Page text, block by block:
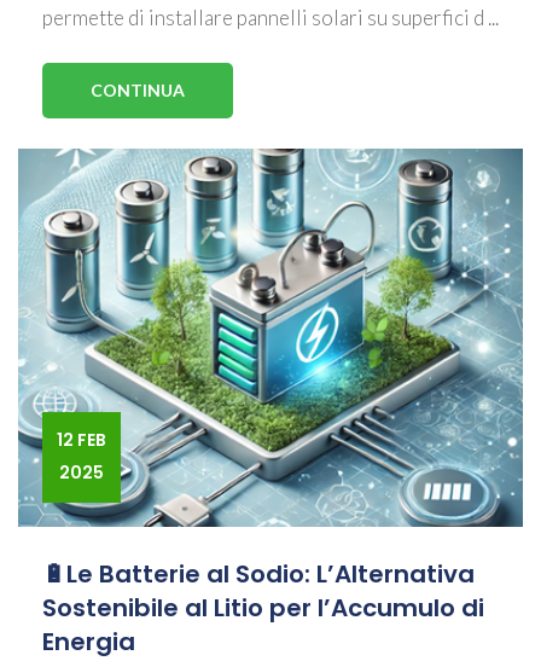
permette di installare pannelli solari su superfici d ...
CONTINUA
12 FEB
2025
🔋Le Batterie al Sodio: L’Alternativa
Sostenibile al Litio per l’Accumulo di
Energia